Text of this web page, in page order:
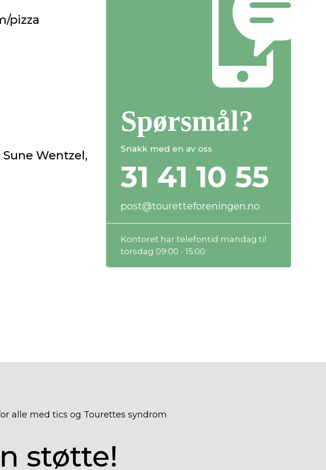
pizza
Wentzel,
Spørsmål?
Snakk med en av oss
31 41 10 55
post@touretteforeningen.no
Kontoret har telefontid mandag til
torsdag 09:00 - 15:00
alle med tics og Tourettes syndrom
støtte!